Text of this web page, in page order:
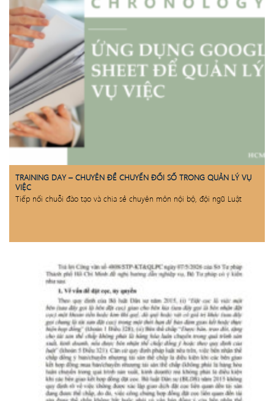
TRAINING DAY – CHUYÊN ĐỀ CHUYỂN ĐỔI SỐ TRONG QUẢN LÝ VỤ
VIỆC
Tiếp nối chuỗi đào tạo và chia sẻ chuyên môn nội bộ, đội ngũ Luật